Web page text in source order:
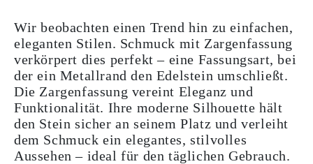
Wir beobachten einen Trend hin zu einfachen,
eleganten Stilen. Schmuck mit Zargenfassung
verkörpert dies perfekt – eine Fassungsart, bei
der ein Metallrand den Edelstein umschließt.
Die Zargenfassung vereint Eleganz und
Funktionalität. Ihre moderne Silhouette hält
den Stein sicher an seinem Platz und verleiht
dem Schmuck ein elegantes, stilvolles
Aussehen – ideal für den täglichen Gebrauch.